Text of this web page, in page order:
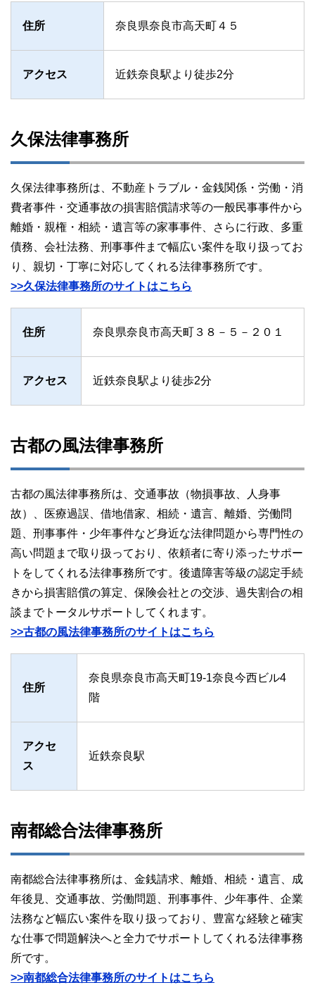
住所 奈良県奈良市高天町４５
アクセス 近鉄奈良駅より徒歩2分
久保法律事務所
久保法律事務所は、不動産トラブル・金銭関係・労働・消
費者事件・交通事故の損害賠償請求等の一般民事事件から
離婚・親権・相続・遺言等の家事事件、さらに行政、多重
債務、会社法務、刑事事件まで幅広い案件を取り扱ってお
り、親切・丁寧に対応してくれる法律事務所です。
>>久保法律事務所のサイトはこちら
住所 奈良県奈良市高天町３８－５－２０１
アクセス 近鉄奈良駅より徒歩2分
古都の風法律事務所
古都の風法律事務所は、交通事故（物損事故、人身事
故）、医療過誤、借地借家、相続・遺言、離婚、労働問
題、刑事事件・少年事件など身近な法律問題から専門性の
高い問題まで取り扱っており、依頼者に寄り添ったサポー
トをしてくれる法律事務所です。後遺障害等級の認定手続
きから損害賠償の算定、保険会社との交渉、過失割合の相
談までトータルサポートしてくれます。
>>古都の風法律事務所のサイトはこちら
住所
奈良県奈良市高天町19-1奈良今西ビル4
階
アクセ
ス
近鉄奈良駅
南都総合法律事務所
南都総合法律事務所は、金銭請求、離婚、相続・遺言、成
年後見、交通事故、労働問題、刑事事件、少年事件、企業
法務など幅広い案件を取り扱っており、豊富な経験と確実
な仕事で問題解決へと全力でサポートしてくれる法律事務
所です。
>>南都総合法律事務所のサイトはこちら